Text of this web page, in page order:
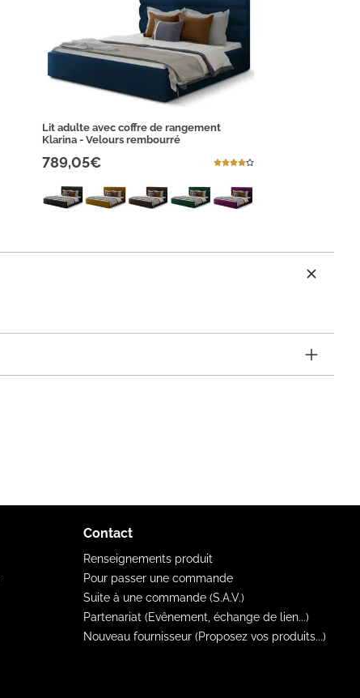
Lit adulte avec coffre de rangement
Klarina - Velours rembourré
789,05€
Contact
Renseignements produit
Pour passer une commande
Suite à une commande (S.A.V.)
Partenariat (Evênement, échange de lien...)
Nouveau fournisseur (Proposez vos produits...)